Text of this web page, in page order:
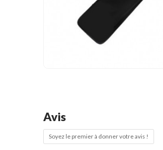
Accessoires
Tatamis
Décoration
Avis
Soyez le premier à donner votre avis !